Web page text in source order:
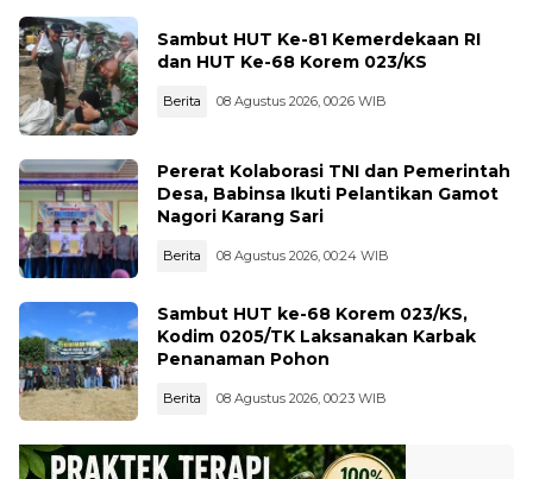
Sambut HUT Ke-81 Kemerdekaan RI
dan HUT Ke-68 Korem 023/KS
Berita 08 Agustus 2026, 00:26 WIB
Pererat Kolaborasi TNI dan Pemerintah
Desa, Babinsa Ikuti Pelantikan Gamot
Nagori Karang Sari
Berita 08 Agustus 2026, 00:24 WIB
Sambut HUT ke-68 Korem 023/KS,
Kodim 0205/TK Laksanakan Karbak
Penanaman Pohon
Berita 08 Agustus 2026, 00:23 WIB